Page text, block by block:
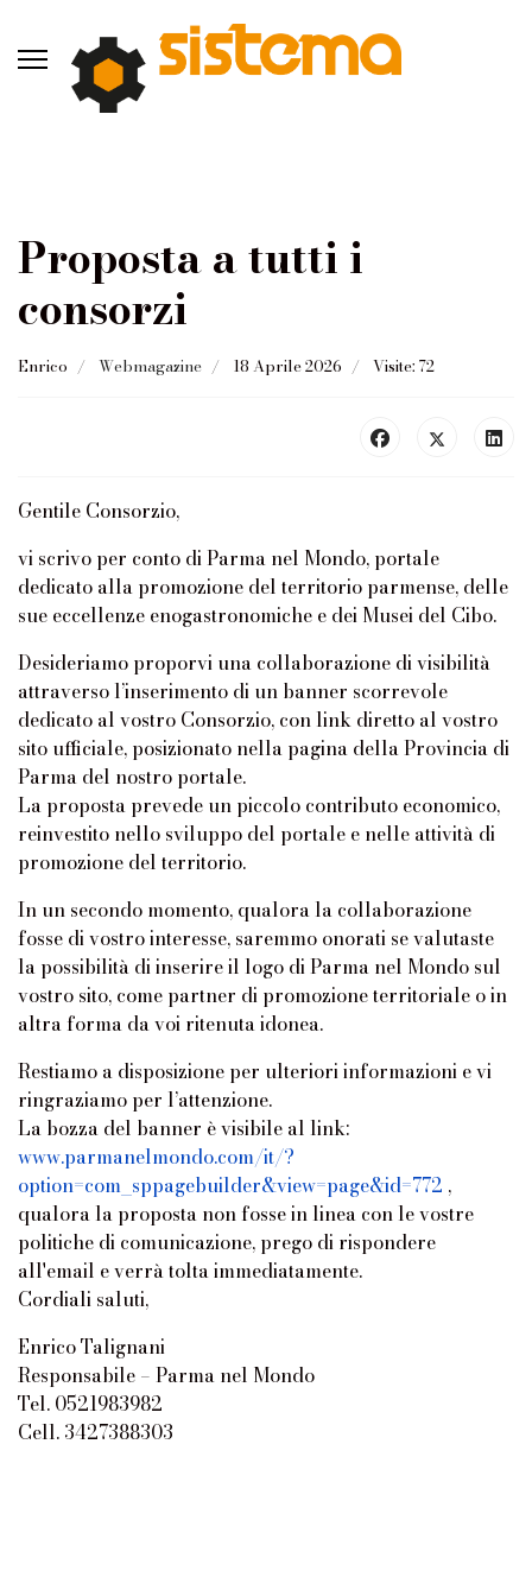
Proposta a tutti i
consorzi
Enrico Webmagazine 18 Aprile 2026 Visite: 72
Gentile Consorzio,
vi scrivo per conto di Parma nel Mondo, portale
dedicato alla promozione del territorio parmense, delle
sue eccellenze enogastronomiche e dei Musei del Cibo.
Desideriamo proporvi una collaborazione di visibilità
attraverso l’inserimento di un banner scorrevole
dedicato al vostro Consorzio, con link diretto al vostro
sito ufficiale, posizionato nella pagina della Provincia di
Parma del nostro portale.
La proposta prevede un piccolo contributo economico,
reinvestito nello sviluppo del portale e nelle attività di
promozione del territorio.
In un secondo momento, qualora la collaborazione
fosse di vostro interesse, saremmo onorati se valutaste
la possibilità di inserire il logo di Parma nel Mondo sul
vostro sito, come partner di promozione territoriale o in
altra forma da voi ritenuta idonea.
Restiamo a disposizione per ulteriori informazioni e vi
ringraziamo per l’attenzione.
La bozza del banner è visibile al link:
www.parmanelmondo.com/it/?
option=com_sppagebuilder&view=page&id=772 ,
qualora la proposta non fosse in linea con le vostre
politiche di comunicazione, prego di rispondere
all'email e verrà tolta immediatamente.
Cordiali saluti,
Enrico Talignani
Responsabile – Parma nel Mondo
Tel. 0521983982
Cell. 3427388303